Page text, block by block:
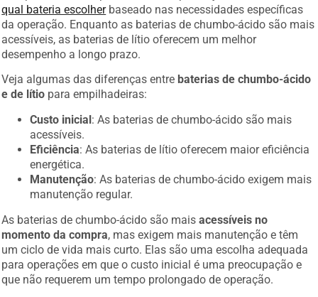
qual bateria escolherbaseado nas necessidades específicas
da operação. Enquanto as baterias de chumbo-ácido são mais
acessíveis, as baterias de lítio oferecem um melhor
desempenho a longo prazo.
Veja algumas das diferenças entre baterias de chumbo-ácido
e de lítio para empilhadeiras:
Custo inicial: As baterias de chumbo-ácido são mais
acessíveis.
Eficiência: As baterias de lítio oferecem maior eficiência
energética.
Manutenção: As baterias de chumbo-ácido exigem mais
manutenção regular.
As baterias de chumbo-ácido são maisacessíveis no
momento da compra, mas exigem mais manutenção e têm
um ciclo de vida mais curto. Elas são uma escolha adequada
para operações em que o custo inicial é uma preocupação e
que não requerem um tempo prolongado de operação.